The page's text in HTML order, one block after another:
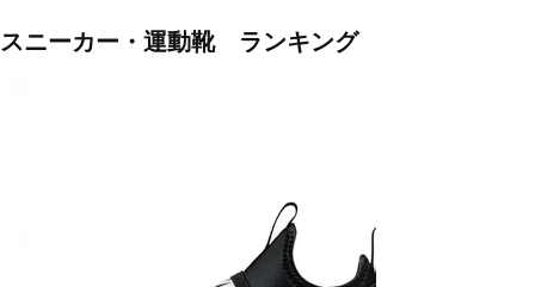
スニーカー・運動靴 ランキング